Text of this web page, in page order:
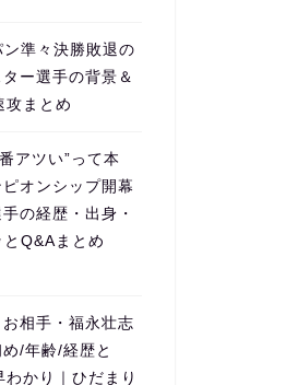
準々決勝敗退の
ー選手の背景＆
攻まとめ
アツい”って本
オンシップ開幕
の経歴・出身・
Q&Aまとめ
相手・福永壮志
/年齢/経歴と
かり｜ひだまり